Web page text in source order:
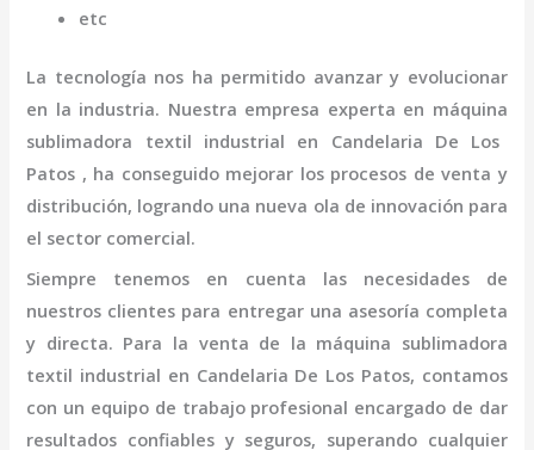
etc
La tecnología nos ha permitido avanzar y evolucionar
en la industria. Nuestra empresa experta en máquina
sublimadora textil industrial en Candelaria De Los
Patos , ha conseguido mejorar los procesos de venta y
distribución, logrando una nueva ola de innovación para
el sector comercial.
Siempre tenemos en cuenta las necesidades de
nuestros clientes para entregar una asesoría completa
y directa. Para la venta de la máquina sublimadora
textil industrial en Candelaria De Los Patos, contamos
con un equipo de trabajo profesional encargado de dar
resultados confiables y seguros, superando cualquier